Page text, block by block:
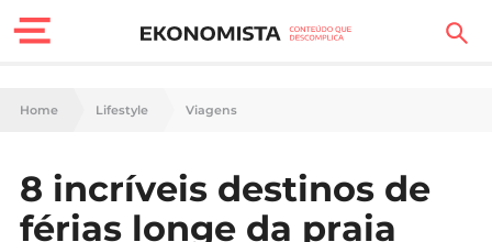
Finanças Pessoais
Carreira
Home Lifestyle Viagens
8 incríveis destinos de
férias longe da praia